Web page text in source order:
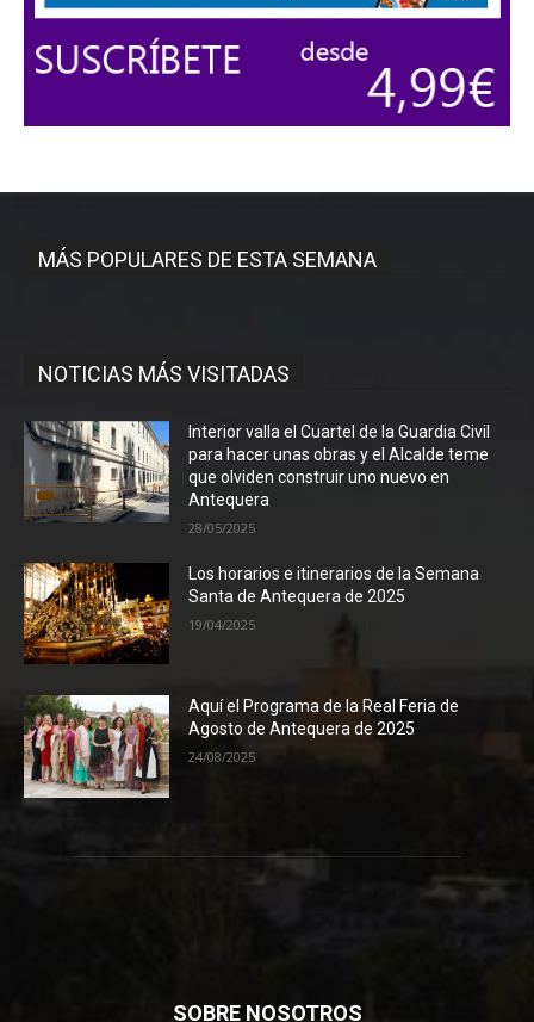
MÁS POPULARES DE ESTA SEMANA
NOTICIAS MÁS VISITADAS
Interior valla el Cuartel de la Guardia Civil
para hacer unas obras y el Alcalde teme
que olviden construir uno nuevo en
Antequera
28/05/2025
Los horarios e itinerarios de la Semana
Santa de Antequera de 2025
19/04/2025
Aquí el Programa de la Real Feria de
Agosto de Antequera de 2025
24/08/2025
SOBRE NOSOTROS